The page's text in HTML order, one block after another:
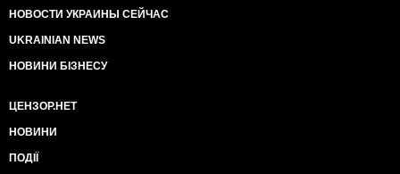
НОВОСТИ УКРАИНЫ СЕЙЧАС
UKRAINIAN NEWS
НОВИНИ БІЗНЕСУ
ЦЕНЗОР.НЕТ
НОВИНИ
ПОДІЇ